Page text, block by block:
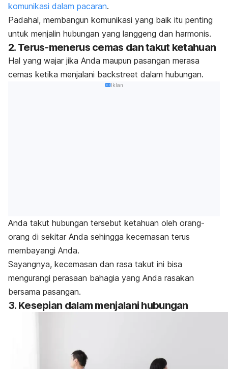
komunikasi dalam pacaran.
Padahal, membangun komunikasi yang baik itu penting
untuk menjalin hubungan yang langgeng dan harmonis.
2. Terus-menerus cemas dan takut ketahuan
Hal yang wajar jika Anda maupun pasangan merasa
cemas ketika menjalani backstreet dalam hubungan.
Iklan
Anda takut hubungan tersebut ketahuan oleh orang-
orang di sekitar Anda sehingga kecemasan terus
membayangi Anda.
Sayangnya, kecemasan dan rasa takut ini bisa
mengurangi perasaan bahagia yang Anda rasakan
bersama pasangan.
3. Kesepian dalam menjalani hubungan